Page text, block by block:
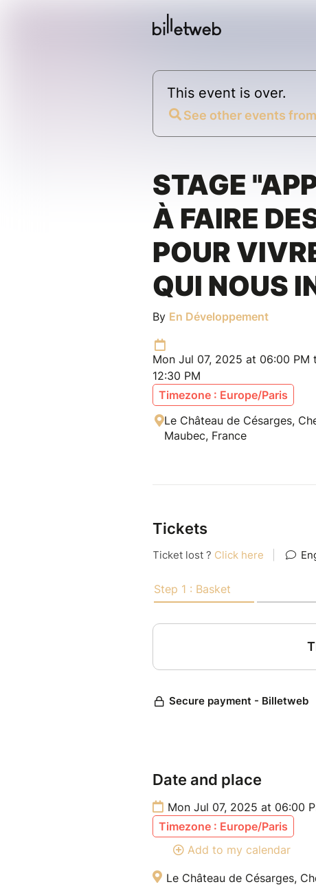
This event is over.
See other events
STAGE
À FAIRE
POUR
QUI NOUS
By En Développement
Mon Jul 07, 2025 at 06:00 PM
12:30 PM
Timezone : Europe/Paris
Le Château de Césarges,
Maubec, France
Tickets
Date and place
Mon Jul 07, 2025 at 06:00
Timezone : Europe/Paris
Add to my calendar
Le Château de Césarges,